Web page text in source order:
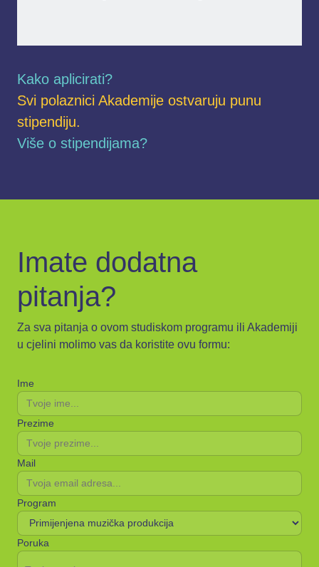
Kako aplicirati?
Svi polaznici Akademije ostvaruju punu
stipendiju.
Više o stipendijama?
Imate dodatna
pitanja?
Za sva pitanja o ovom studiskom programu ili Akademiji
u cjelini molimo vas da koristite ovu formu:
Ime
Prezime
Mail
Program
Poruka